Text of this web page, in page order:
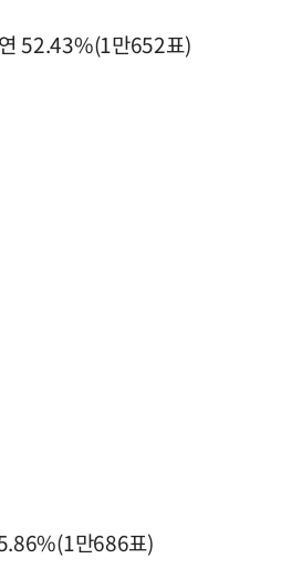
52.43%(1만652표)
만686표)